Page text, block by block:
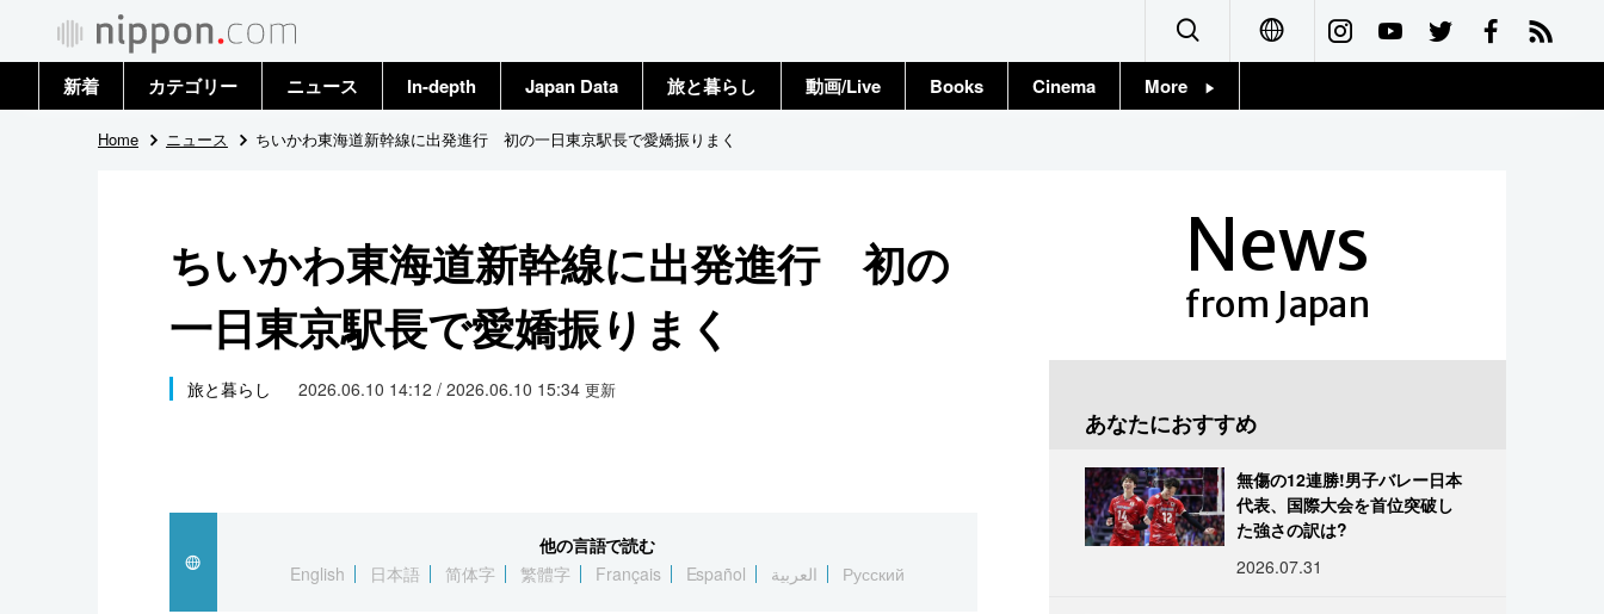
Français
新着 カテゴリー
政治・外交
国際
社会
文化
スポーツ・東京2020
ニュース
トップ
In-depth Japan Data 旅と暮らし 動画/Live Books Cinema More
Home ニュース ちいかわ東海道新幹線に出発進行 初の一日東京駅長で愛嬌振りまく
ちいかわ東海道新幹線に出発進行 初の
一日東京駅長で愛嬌振りまく
旅と暮らし 2026.06.10 14:12 / 2026.06.10 15:34 更新
他の言語で読む
English
日本語 简体字 繁體字 Français Español العربية Русский
News
from Japan
あなたにおすすめ
無傷の12連勝!男子バレー日本
代表、国際大会を首位突破し
た強さの訳は?
2026.07.31